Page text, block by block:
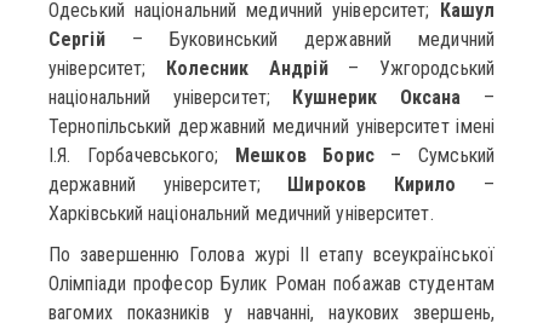
Одеський національний медичний університет; Кашул
Сергій– Буковинський державний медичний
університет; Колесник Андрій– Ужгородський
національний університет; Кушнерик Оксана –
Тернопільський державний медичний університет імені
І.Я. Горбачевського; Мешков Борис– Сумський
державний університет; Широков Кирило –
Харківський національний медичний університет.
По завершенню Голова журі ІІ етапу всеукраїнської
Олімпіади професор Булик Роман побажав студентам
вагомих показників у навчанні, наукових звершень,